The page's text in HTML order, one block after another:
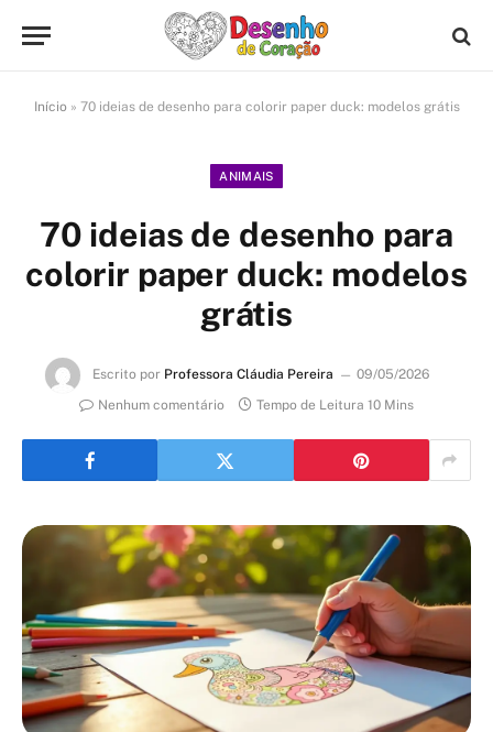
Início » 70 ideias de desenho para colorir paper duck: modelos grátis
ANIMAIS
70 ideias de desenho para
colorir paper duck: modelos
grátis
Escrito por Professora Cláudia Pereira
09/05/2026
Nenhum comentário
Tempo de Leitura 10 Mins